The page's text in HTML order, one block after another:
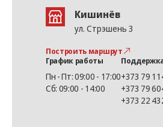
Кишинёв
ул. Стрэшень 3
Построить маршрут
График работы
Пн - Пт: 09:00 - 17:00
Сб: 09:00 - 14:00
+373 79
+373 79
+373 22